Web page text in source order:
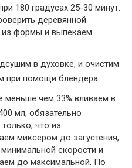
180 градусах 25-30 минут.
деревянной
формы и выпекаем
в духовке, и очистим
при помощи блендера.
меньше чем 33% вливаем в
мл, обязательно
что из
миксером до загустения,
скорости и
до максимальной. По